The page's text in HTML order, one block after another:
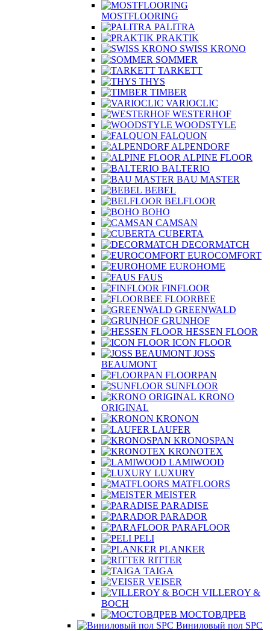
MOSTFLOORING
PALITRA
PRAKTIK
SWISS KRONO
SOMMER
TARKETT
THYS
TIMBER
VARIOCLIC
WESTERHOF
WOODSTYLE
FALQUON
ALPENDORF
ALPINE FLOOR
BALTERIO
BAU MASTER
BEBEL
BELFLOOR
BOHO
CAMSAN
CUBERTA
DECORMATCH
EUROCOMFORT
EUROHOME
FAUS
FINFLOOR
FLOORBEE
GREENWALD
GRUNHOF
HESSEN FLOOR
ICON FLOOR
JOSS
BEAUMONT
FLOORPAN
SUNFLOOR
KRONO
ORIGINAL
KRONON
LAUFER
KRONOSPAN
KRONOTEX
LAMIWOOD
LUXURY
MATFLOORS
MEISTER
PARADISE
PARADOR
PARAFLOOR
PELI
PLANKER
RITTER
TAIGA
VEISER
VILLEROY &
BOCH
МОСТОВДРЕВ
Виниловый пол SPC